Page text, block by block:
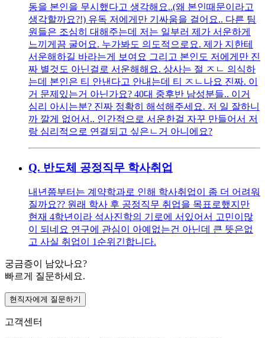
동을 본인을 무시했다고 생각해요..(왜 본인때문이라고
생각할까요?!) 유독 저에게만 기싸움을 걸어요.. 다른 팀
원들은 조심히 대해주는데 저는 일부러 제가 서운하게
느끼게끔 굴어요. 누가봐도 의도적으로요. 제가 지한테
서운해하길 바라는게 보여요 그리고 본인도 저에게만 진
짜 별것도 아닌걸로 서운해해요. 상사는 절 ㅈㄴ 의식하
는데 본인은 티 안낸다고 안내는데 티 ㅈㄴ나요 진짜. 이
거 문제있는거 아닌가요? 40대 중후반 남성분들.. 이거
심리 아시는분? 진짜 정확히 해석해주세요. 저 일 잘하니
까 깔게 없어서.. 인간적으로 서운한걸 자꾸 만들어서 저
랑 심리적으로 연결되고 싶은ㄴ거 아니에요?
Q. 반도체 공정직무 학사취업
내년쯤부터는 계약학과로 인해 학사취업이 좀 더 어려워
질까요?? 원래 학사 후 공정직무 취업을 목표로했지만
현재 4학년이라 석사진학의 기로에 서있어서 고민이많
이 되네요 연구에 관심이 아예없는건 아닌데 큰 뜻은없
고 사실 취업이 1순위긴합니다.
궁금증이 남았나요?
빠르게 질문하세요.
현직자에게 질문하기
고객센터